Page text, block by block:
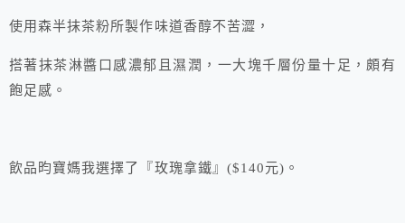
使用森半抹茶粉所製作味道香醇不苦澀，
搭著抹茶淋醬口感濃郁且濕潤，一大塊千層份量十足，頗有
飽足感。
飲品昀寶媽我選擇了『玫瑰拿鐵』($140元)。